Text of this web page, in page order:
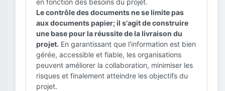
en fonction des besoins du projet.
Le contrôle des documents ne se limite pas
aux documents papier; il s'agit de construire
une base pour la réussite de la livraison du
projet. En garantissant que l'information est bien
gérée, accessible et fiable, les organisations
peuvent améliorer la collaboration, minimiser les
risques et finalement atteindre les objectifs du
projet.